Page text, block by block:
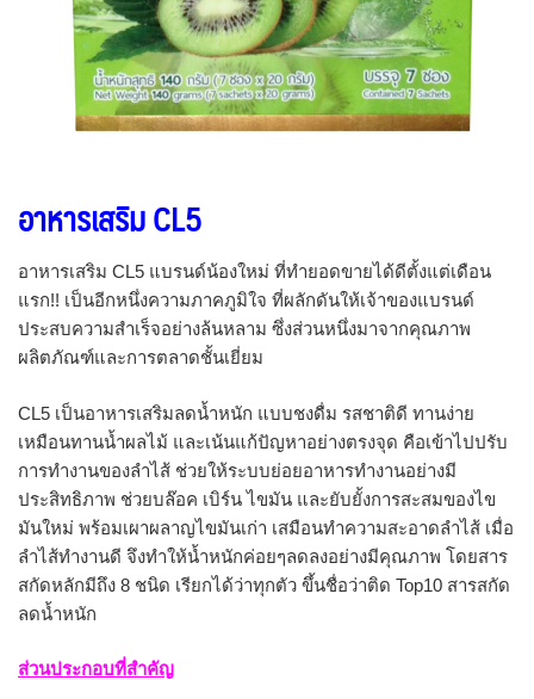
อาหารเสริม CL5
อาหารเสริม CL5 แบรนด์น้องใหม่ ที่ทำยอดขายได้ดีตั้งแต่เดือน
แรก!! เป็นอีกหนึ่งความภาคภูมิใจ ที่ผลักดันให้เจ้าของแบรนด์
ประสบความสำเร็จอย่างล้นหลาม ซึ่งส่วนหนึ่งมาจากคุณภาพ
ผลิตภัณฑ์และการตลาดชั้นเยี่ยม
CL5 เป็นอาหารเสริมลดน้ำหนัก แบบชงดื่ม รสชาติดี ทานง่าย
เหมือนทานน้ำผลไม้ และเน้นแก้ปัญหาอย่างตรงจุด คือเข้าไปปรับ
การทำงานของลำไส้ ช่วยให้ระบบย่อยอาหารทำงานอย่างมี
ประสิทธิภาพ ช่วยบล๊อค เบิร์น ไขมัน และยับยั้งการสะสมของไข
มันใหม่ พร้อมเผาผลาญไขมันเก่า เสมือนทำความสะอาดลำไส้ เมื่อ
ลำไส้ทำงานดี จึงทำให้น้ำหนักค่อยๆลดลงอย่างมีคุณภาพ โดยสาร
สกัดหลักมีถึง 8 ชนิด เรียกได้ว่าทุกตัว ขึ้นชื่อว่าติด Top10 สารสกัด
ลดน้ำหนัก
ส่วนประกอบที่สำคัญ